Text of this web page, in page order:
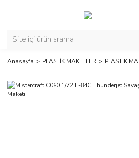
Anasayfa PLASTİK MAKETLER PLASTİK